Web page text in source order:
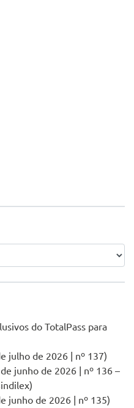
do TotalPass para
julho de 2026 | nº 137)
junho de 2026 | nº 136 –
junho de 2026 | nº 135)